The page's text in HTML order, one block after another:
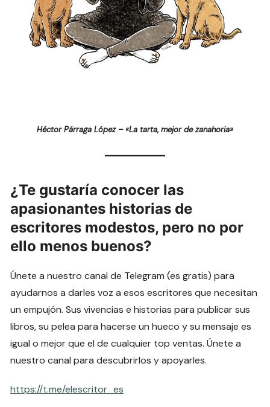
Héctor Párraga López – «La tarta, mejor de zanahoria»
¿Te gustaría conocer las
apasionantes historias de
escritores modestos, pero no por
ello menos buenos?
Únete a nuestro canal de Telegram (es gratis) para
ayudarnos a darles voz a esos escritores que necesitan
un empujón. Sus vivencias e historias para publicar sus
libros, su pelea para hacerse un hueco y su mensaje es
igual o mejor que el de cualquier top ventas. Únete a
nuestro canal para descubrirlos y apoyarles.
https://t.me/elescritor_es